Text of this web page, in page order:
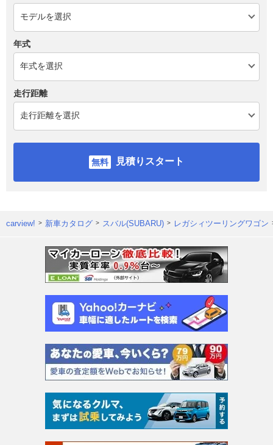
年式
走行距離
見積りスタート
carview! 新車カタログ スバル(SUBARU) レガシィツーリングワゴン